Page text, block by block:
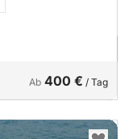
Ab 400 € / Tag